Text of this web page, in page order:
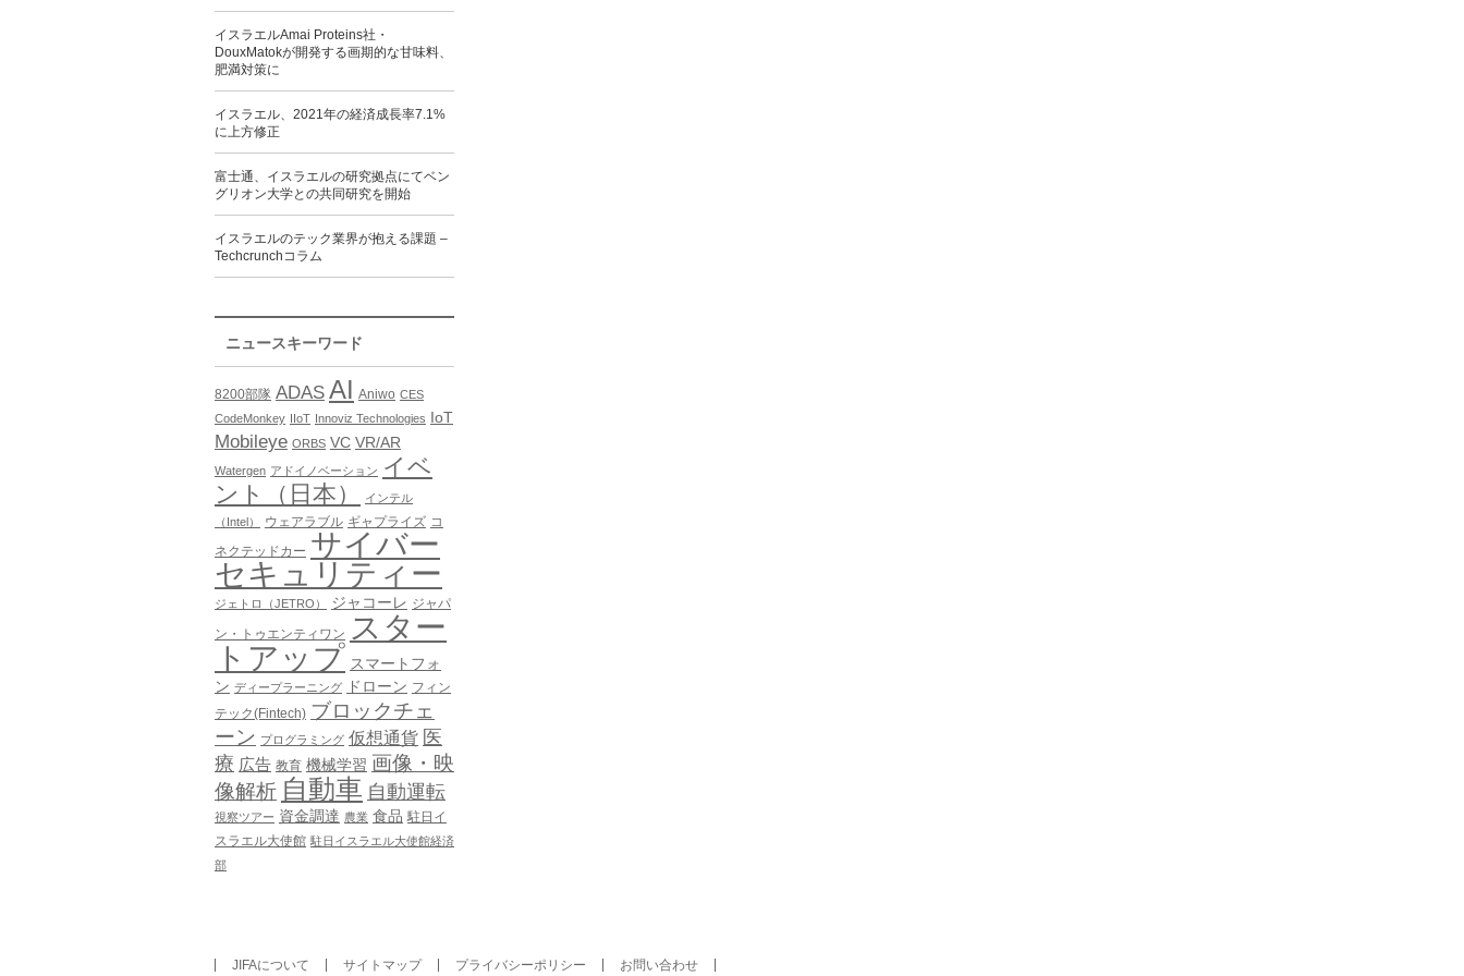
イスラエルAmai Proteins社・
DouxMatokが開発する画期的な甘味料、
肥満対策に
イスラエル、2021年の経済成長率7.1%
に上方修正
富士通、イスラエルの研究拠点にてベン
グリオン大学との共同研究を開始
イスラエルのテック業界が抱える課題 –
Techcrunchコラム
ニュースキーワード
8200部隊 ADAS AI Aniwo CES
CodeMonkey IIoT Innoviz Technologies IoT
Mobileye ORBS VC VR/AR
Watergen アドイノベーション イベ
ント（日本）
インテル
（Intel）
ウェアラブル ギャプライズ コ
ネクテッドカー サイバー
セキュリティー
ジェトロ（JETRO） ジャコーレ ジャパ
ン・トゥエンティワン
スター
トアップ スマートフォ
ン ディープラーニング ドローン フィン
テック(Fintech) ブロックチェ
ーン プログラミング 仮想通貨 医
療 広告 教育 機械学習 画像・映
像解析 自動車 自動運転
視察ツアー 資金調達 農業 食品 駐日イ
スラエル大使館 駐日イスラエル大使館経済
部
JIFAについて サイトマップ プライバシーポリシー お問い合わせ